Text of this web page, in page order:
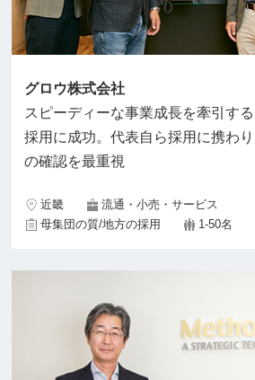
グロウ株式会社
スピーディーな事業成長を牽引す
採用に成功。代表自ら採用に携わ
の確認を最重視
近畿
流通・小売・サービス
母集団の質/地方の採用
1-50名